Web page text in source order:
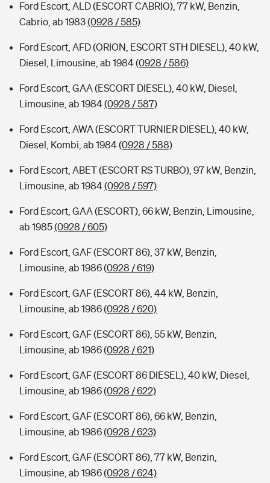
Ford Escort, ALD (ESCORT CABRIO), 77 kW, Benzin,
Cabrio, ab 1983(0928 / 585)
Ford Escort, AFD (ORION, ESCORT STH DIESEL), 40 kW,
Diesel, Limousine, ab 1984(0928 / 586)
Ford Escort, GAA (ESCORT DIESEL), 40 kW, Diesel,
Limousine, ab 1984(0928 / 587)
Ford Escort, AWA (ESCORT TURNIER DIESEL), 40 kW,
Diesel, Kombi, ab 1984(0928 / 588)
Ford Escort, ABET (ESCORT RS TURBO), 97 kW, Benzin,
Limousine, ab 1984(0928 / 597)
Ford Escort, GAA (ESCORT), 66 kW, Benzin, Limousine,
ab 1985(0928 / 605)
Ford Escort, GAF (ESCORT 86), 37 kW, Benzin,
Limousine, ab 1986(0928 / 619)
Ford Escort, GAF (ESCORT 86), 44 kW, Benzin,
Limousine, ab 1986(0928 / 620)
Ford Escort, GAF (ESCORT 86), 55 kW, Benzin,
Limousine, ab 1986(0928 / 621)
Ford Escort, GAF (ESCORT 86 DIESEL), 40 kW, Diesel,
Limousine, ab 1986(0928 / 622)
Ford Escort, GAF (ESCORT 86), 66 kW, Benzin,
Limousine, ab 1986(0928 / 623)
Ford Escort, GAF (ESCORT 86), 77 kW, Benzin,
Limousine, ab 1986(0928 / 624)